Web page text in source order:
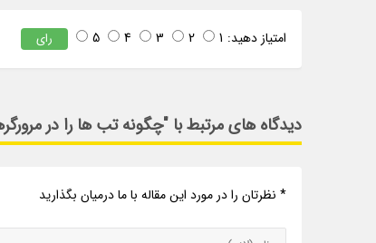
امتیاز دهید: 1
2
3
4
5 رای
دیدگاه های مرتبط با "چگونه تب ها را در
* نظرتان را در مورد این مقاله با ما درمیان بگذارید